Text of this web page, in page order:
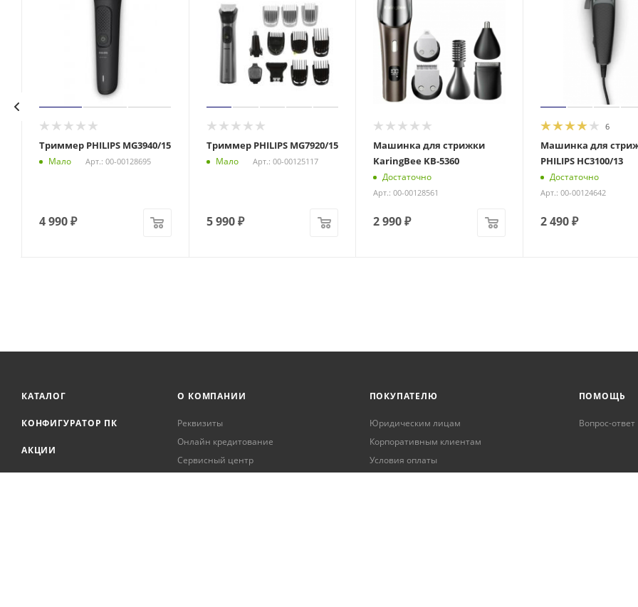
Триммер PHILIPS MG3940/15
Мало Арт.: 00-00128695
4 990₽
Триммер PHILIPS MG7920/15
Мало Арт.: 00-00125117
5 990₽
Машинка для стрижки
KaringBee KB-5360
Достаточно
Арт.: 00-00128561
2 990₽
6
Машинка для
PHILIPS HC3100/13
Достаточно
Арт.: 00-00124642
2 490₽
КАТАЛОГ
КОНФИГУРАТОР ПК
АКЦИИ
О КОМПАНИИ
Реквизиты
Онлайн кредитование
Сервисный центр
ПОКУПАТЕЛЮ
Юридическим лицам
Корпоративным клиентам
Условия оплаты
ПОМОЩЬ
Вопрос-ответ